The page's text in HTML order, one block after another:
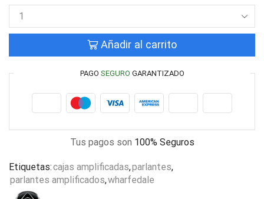
Añadir al carrito
PAGO SEGURO GARANTIZADO
Tus pagos son 100% Seguros
Etiquetas:cajas amplificadas,parlantes,
parlantes amplificados,wharfedale